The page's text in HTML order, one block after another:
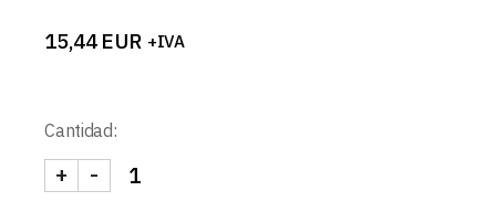
15,44 EUR +IVA
Cantidad:
TIRA LED 24V PRO COB 4,8 W/m 480 LED/m
-
+